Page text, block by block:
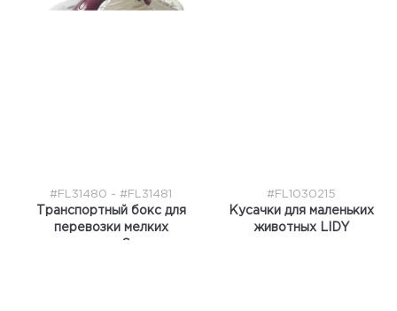
#FL31480 - #FL31481
Транспортный бокс для
перевозки мелких
#FL1030215
Кусачки для маленьких
животных LIDY